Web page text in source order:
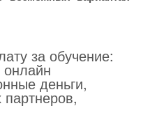
за обучение:
онлайн
деньги,